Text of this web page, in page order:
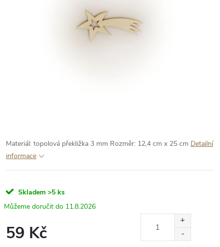
Materiál: topolová překližka 3 mm Rozměr: 12,4 cm x 25 cm Detailní
informace
Skladem >5 ks
11.8.2026
59 Kč